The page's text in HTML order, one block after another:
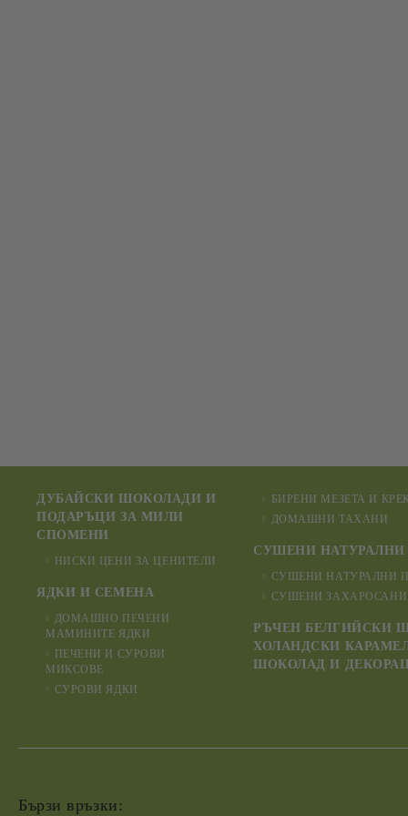
ДУБАЙСКИ ШОКОЛАДИ И
ПОДАРЪЦИ ЗА МИЛИ
СПОМЕНИ
НИСКИ ЦЕНИ ЗА ЦЕНИТЕЛИ
ЯДКИ И СЕМЕНА
ДОМАШНО ПЕЧЕНИ
МАМИНИТЕ ЯДКИ
ПЕЧЕНИ И СУРОВИ
МИКСОВЕ
СУРОВИ ЯДКИ
БИРЕНИ МЕЗЕТА И
ДОМАШНИ ТАХАНИ
СУШЕНИ
СУШЕНИ НАТУРАЛНИ
СУШЕНИ ЗАХАРОСАНИ
РЪЧЕН БЕЛГИЙСКИ
ХОЛАНДСКИ
ШОКОЛАД И
Бързи връзки: